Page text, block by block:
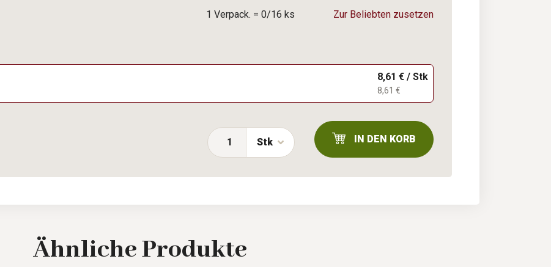
1 Verpack. = 0/16 ks Zur Beliebten zusetzen
8,61 € / Stk
8,61 €
Stk IN DEN KORB
ÄhnlicheProdukte